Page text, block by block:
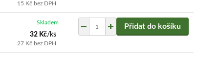
15 Kč bez DPH
32 Kč/ ks
27 Kč bez DPH
Skladem Přidat do košíku